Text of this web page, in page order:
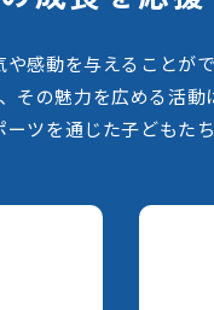
感動を与えることが
その魅力を広める活動
ツを通じた子どもた